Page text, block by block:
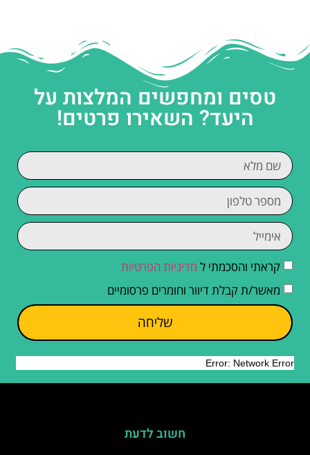
טסים ומחפשים המלצות על
היעד? השאירו פרטים!
קראתי והסכמתי ל מדיניות הפרטיות
מאשר/ת קבלת דיוור וחומרים פרסומיים
שליחה
חשוב לדעת